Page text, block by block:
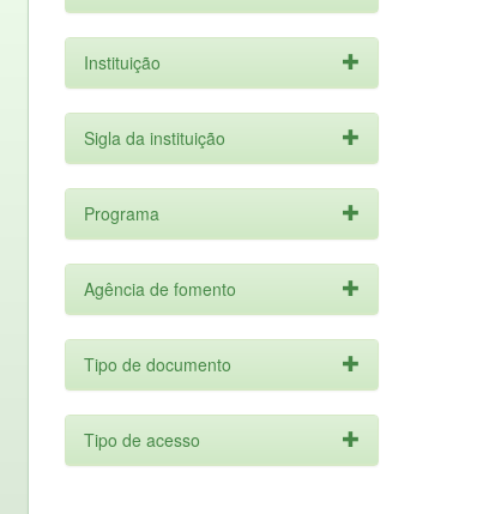
Instituição
Sigla da instituição
Programa
Agência de fomento
Tipo de documento
Tipo de acesso